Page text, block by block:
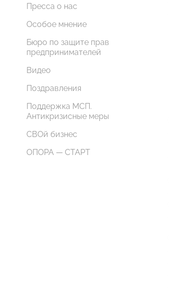
Пресса о нас
Особое мнение
Бюро по защите прав
предпринимателей
Видео
Поздравления
Поддержка МСП.
Антикризисные меры
СВОй бизнес
ОПОРА — СТАРТ